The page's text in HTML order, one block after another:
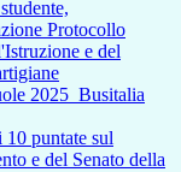
Protocollo
e del
2025_Busitalia
puntate sul
e del Senato della